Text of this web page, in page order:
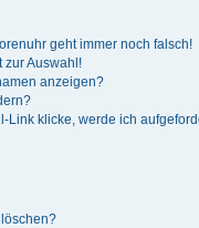
geht immer noch falsch!
zur Auswahl!
anzeigen?
Link klicke, werde ich